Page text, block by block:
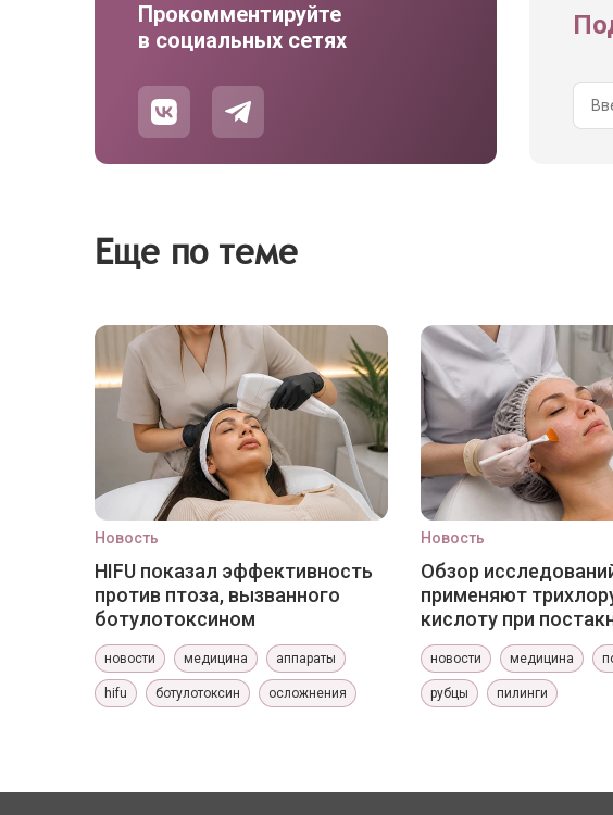
Прокомментируйте
в социальных сетях
Еще по теме
Новость
HIFU показал эффективность
против птоза, вызванного
ботулотоксином
новости медицина аппараты
hifu ботулотоксин осложнения
Новость
Обзор
применяют
кислоту при
новости медицина
рубцы пилинги